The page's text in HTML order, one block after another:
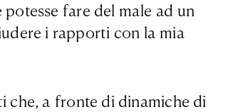
fare del male ad un
i rapporti con la mia
che, a fronte di dinamiche di